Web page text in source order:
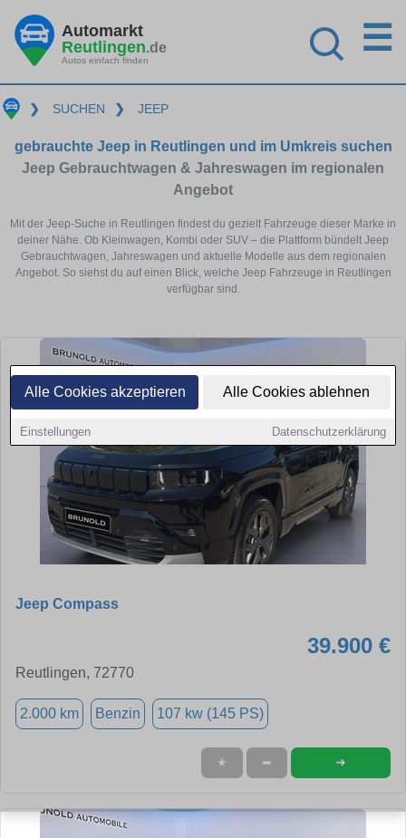
Alle Cookies akzeptieren Alle Cookies ablehnen
Einstellungen Datenschutzerklärung
Automarkt
Reutlingen.de
Autos einfach finden
☰
❯ SUCHEN ❯ JEEP
gebrauchte Jeep in Reutlingen und im Umkreis suchen
Jeep Gebrauchtwagen & Jahreswagen im regionalen
Angebot
Mit der Jeep-Suche in Reutlingen findest du gezielt Fahrzeuge dieser Marke in
deiner Nähe. Ob Kleinwagen, Kombi oder SUV – die Plattform bündelt Jeep
Gebrauchtwagen, Jahreswagen und aktuelle Modelle aus dem regionalen
Angebot. So siehst du auf einen Blick, welche Jeep Fahrzeuge in Reutlingen
verfügbar sind.
Jeep Compass
39.900 €
Reutlingen, 72770
2.000 km Benzin 107 kw (145 PS)
★ ➦ ➜